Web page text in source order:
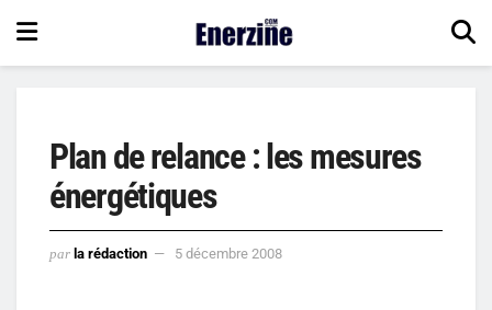
Plan de relance : les mesures
énergétiques
par la rédaction 5 décembre 2008